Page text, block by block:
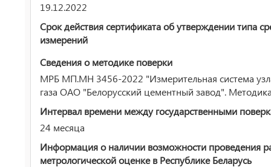
19.12.2022
Срок действия сертификата об утверждении типа
измерений
Сведения о методике поверки
МРБ МП.МН 3456-2022 "Измерительная система
газа ОАО "Белорусский цементный завод".
Интервал времени между государственными
24 месяца
Информация о наличии возможности проведения
метрологической оценке в Республике Беларусь